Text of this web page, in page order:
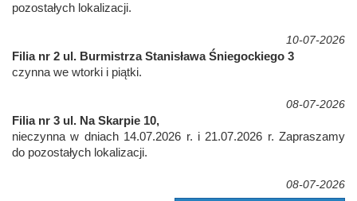
pozostałych lokalizacji.
10-07-2026
Filia nr 2 ul. Burmistrza Stanisława Śniegockiego 3
czynna we wtorki i piątki.
08-07-2026
Filia nr 3 ul. Na Skarpie 10,
nieczynna w dniach 14.07.2026 r. i 21.07.2026 r. Zapraszamy
do pozostałych lokalizacji.
08-07-2026